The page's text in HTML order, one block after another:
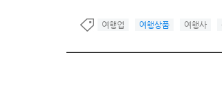
여행업 여행상품 여행사